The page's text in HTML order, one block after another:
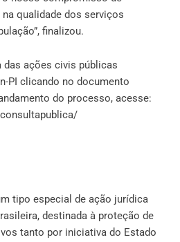
qualidade dos serviços
finalizou.
ações civis públicas
PI clicando no documento
do processo, acesse:
tipo especial de ação jurídica
destinada à proteção de
tanto por iniciativa do Estado